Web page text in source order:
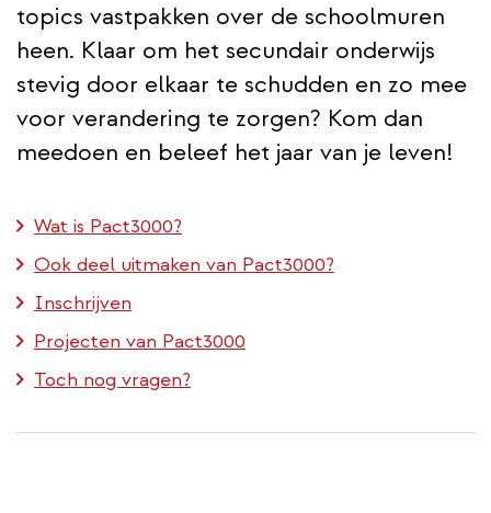
topics vastpakken over de schoolmuren
heen. Klaar om het secundair onderwijs
stevig door elkaar te schudden en zo mee
voor verandering te zorgen? Kom dan
meedoen en beleef het jaar van je leven!
Wat is Pact3000?
Ook deel uitmaken van Pact3000?
Inschrijven
Projecten van Pact3000
Toch nog vragen?